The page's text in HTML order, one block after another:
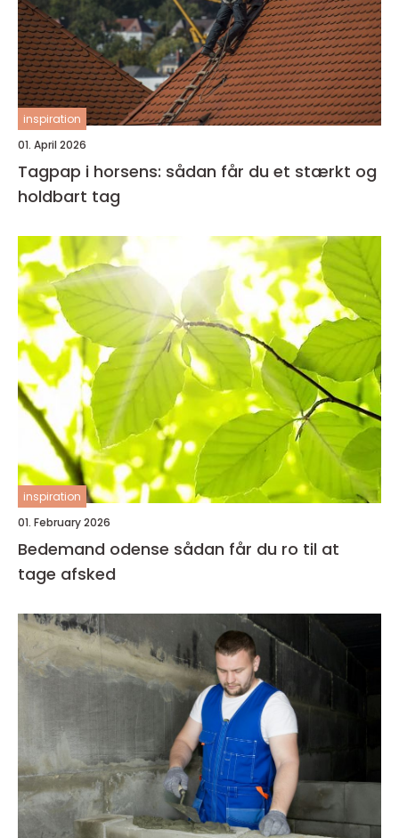
inspiration
01. April 2026
Tagpap i horsens: sådan får du et stærkt og
holdbart tag
inspiration
01. February 2026
Bedemand odense sådan får du ro til at
tage afsked